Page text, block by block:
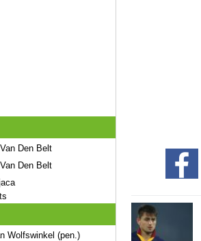
Den Belt
Den Belt
Wolfswinkel (pen.)